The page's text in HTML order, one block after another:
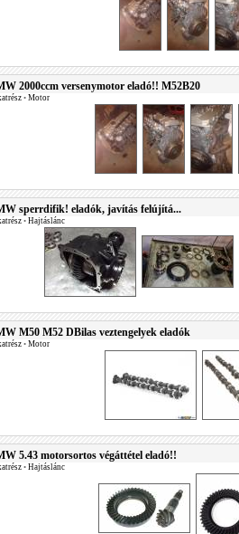
2000ccm versenymotor eladó!! M52B20
• Motor
sperrdifik! eladók, javítás felújítá...
• Hajtáslánc
M50 M52 DBilas veztengelyek eladók
• Motor
5.43 motorsortos végáttétel eladó!!
• Hajtáslánc